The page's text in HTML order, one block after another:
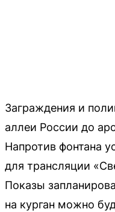
Заграждения и
аллеи России до
Напротив фонтана
для трансляции
Показы
на курган можно